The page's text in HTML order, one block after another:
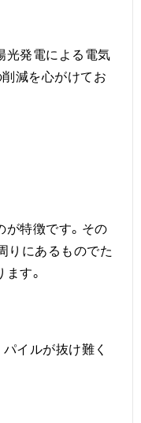
光発電による電気
減を心がけてお
が特徴です。その
りにあるものでた
す。
イルが抜け難く